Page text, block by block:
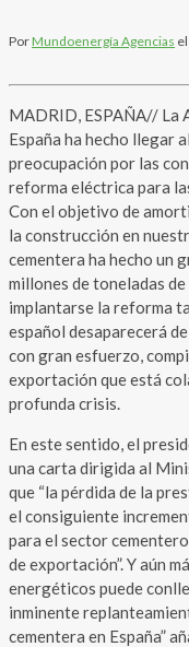
PorMundoenergía Agencias el
MADRID, ESPAÑA// La
España ha hecho llegar
preocupación por las
reforma eléctrica para
Con el objetivo de
la construcción en
cementera ha hecho un
millones de toneladas
implantarse la reforma
español desaparecerá
con gran esfuerzo,
exportación que está
profunda crisis.
En este sentido, el
una carta dirigida al
que “la pérdida de la
el consiguiente
para el sector
de exportación”. Y aún
energéticos puede
inminente
cementera en España”